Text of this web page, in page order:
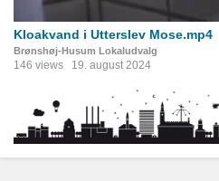
Kloakvand i Utterslev Mose.mp4
Brønshøj-Husum Lokaludvalg
146 views 19. august 2024